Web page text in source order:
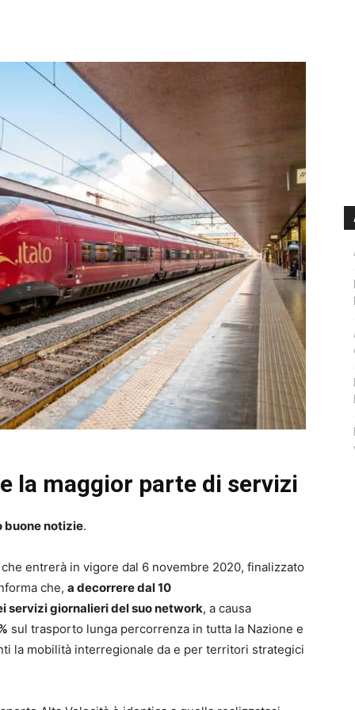
la maggior parte di servizi
buone notizie.
entrerà in vigore dal 6 novembre 2020, finalizzato
che, a decorrere dal 10
servizi giornalieri del suo network, a causa
sul trasporto lunga percorrenza in tutta la Nazione e
la mobilità interregionale da e per territori strategici